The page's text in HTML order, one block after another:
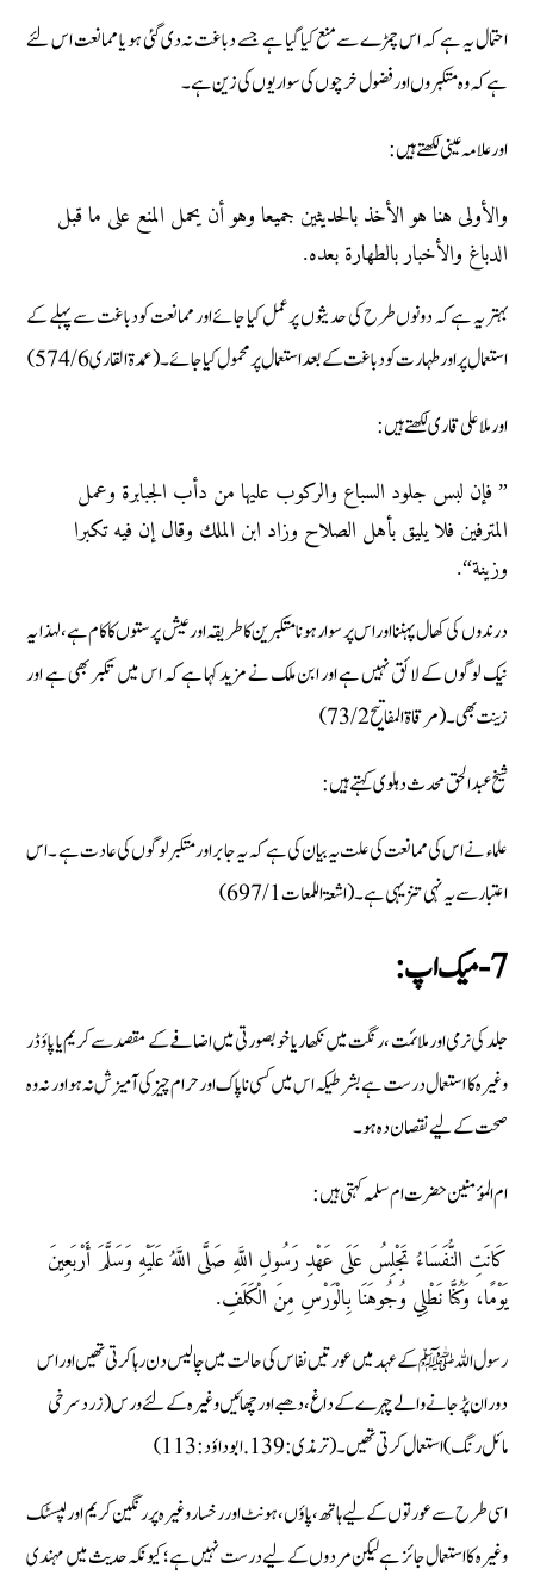
احتمال یہ ہے کہ اس چمڑے سے منع کیا گیا ہے جسے دباغت نہ دی گئی ہو یا ممانعت اس لئے
ہے کہ وہ متکبروں اور فضول خرچوں کی سواریوں کی زین ہے ۔
اور علامہ عینی لکھتے ہیں:
والأولى هنا هو الأخذ بالحديثين جميعا وهو أن يحمل المنع على ما قبل
الدباغ والأخبار بالطهارة بعده.
بہتر یہ ہےکہ دونوں طرح کی حدیثوں پر عمل کیا جائےاور ممانعت کو دباغت سے پہلے کے
استعمال پر اور طہارت کو دباغت کے بعد استعمال پر محمول کیا جائے ۔ (عمدۃ القاری 574/6)
اور ملا علی قاری لکھتے ہیں:
” فإن لبس جلود السباع والركوب عليها من دأب الجبابرة وعمل
المترفين فلا يليق بأهل الصلاح وزاد ابن الملك وقال إن فيه تكبرا
وزينة“.
درندوں کی کھال پہننااور اس پر سوار ہونا متکبرین کا طریقہ اورعیش پرستوں کا کام ہے ،لہذا یہ
نیک لوگوں کے لائق نہیں ہے اور ابن ملک نے مزید کہا ہے کہ اس میں تکبر بھی ہے اور
زینت بھی۔ (مرقاۃ المفاتیح 73/2)
شیخ عبد الحق محدث دہلوی کہتے ہیں:
علماء نے اس کی ممانعت کی علت یہ بیان کی ہے کہ یہ جابر اور متکبر لوگوں کی عادت ہے ۔اس
اعتبار سے یہ نہی تنزیہی ہے۔ (اشعۃ اللمعات 697/1)
7- میک اپ:
جلد کی نرمی اور ملائمت ،رنگت میں نکھار یا خوبصورتی میں اضافے کے مقصد سے کریم یا پاؤڈر
وغیرہ کا استعمال درست ہے بشرطیکہ اس میں کسی ناپاک اور حرام چیز کی آمیزش نہ ہو اور نہ وہ
صحت کے لیے نقصان دہ ہو۔
ام المؤمنین حضرت ام سلمہ کہتی ہیں:
كَانَتِ النُّفَسَاءُ تَجْلِسُ عَلَى عَهْدِ رَسُولِ اللَّهِ صَلَّى اللَّهُ عَلَيْهِ وَسَلَّمَ أَرْبَعِينَ
يَوْمًا، وَكُنَّا نَطْلِي وُجُوهَنَا بِالْوَرْسِ مِنَ الْكَلَفِ.
رسول اللہ ﷺ کے عہد میں عورتیں نفاس کی حالت میں چالیس دن رہا کرتی تھیں اور اس
دوران پڑ جانے والے چہرے کے داغ ،دھبے اور چھائیں وغیره کے لئے ورس(زرد سرخی
مائل رنگ) استعمال کرتی تھیں۔ (ترمذی:139. ابوداؤد :113)
اسی طرح سے عورتوں کے لیے ہاتھ، پاؤں ،ہونٹ اور رخسار وغیرہ پر رنگین کریم اور لپسٹک
وغیرہ کا استعمال جائز ہے لیکن مردوں کے لیے درست نہیں ہے؛ کیونکہ حدیث میں مہندی